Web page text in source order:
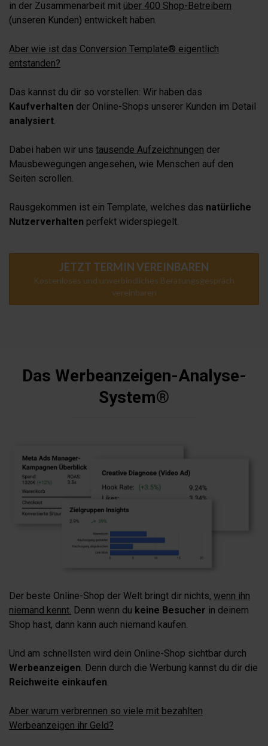
in der Zusammenarbeit mit über 400 Shop-Betreibern
(unseren Kunden) entwickelt haben.
Aber wie ist das Conversion Template® eigentlich
entstanden?
Das kannst du dir so vorstellen: Wir haben das
Kaufverhalten der Online-Shops unserer Kunden im Detail
analysiert.
Dabei haben wir uns tausende Aufzeichnungen der
Mausbewegungen angesehen, wie Menschen auf den
Seiten scrollen.
Rausgekommen ist ein Template, welches das natürliche
Nutzerverhalten perfekt widerspiegelt.
JETZT TERMIN VEREINBAREN
Kostenloses und unverbindliches Beratungsgespräch
vereinbaren
Das Werbeanzeigen-Analyse-
System®
Der beste Online-Shop der Welt bringt dir nichts, wenn ihn
niemand kennt. Denn wenn du keine Besucher in deinem
Shop hast, dann kann auch niemand kaufen.
Und am schnellsten wird dein Online-Shop sichtbar durch
Werbeanzeigen. Denn durch die Werbung kannst du dir die
Reichweite einkaufen.
Aber warum verbrennen so viele mit bezahlten
Werbeanzeigen ihr Geld?